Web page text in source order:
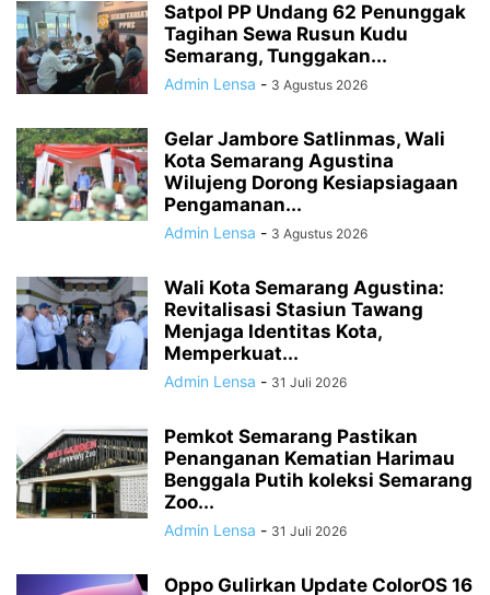
Satpol PP Undang 62 Penunggak
Tagihan Sewa Rusun Kudu
Semarang, Tunggakan...
Admin Lensa - 3 Agustus 2026
Gelar Jambore Satlinmas, Wali
Kota Semarang Agustina
Wilujeng Dorong Kesiapsiagaan
Pengamanan...
Admin Lensa - 3 Agustus 2026
Wali Kota Semarang Agustina:
Revitalisasi Stasiun Tawang
Menjaga Identitas Kota,
Memperkuat...
Admin Lensa - 31 Juli 2026
Pemkot Semarang Pastikan
Penanganan Kematian Harimau
Benggala Putih koleksi Semarang
Zoo...
Admin Lensa - 31 Juli 2026
Oppo Gulirkan Update ColorOS 16